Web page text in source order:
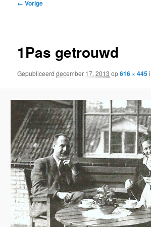
← Vorige
1Pas getrouwd
Gepubliceerddecember 17, 2013 op616 × 445